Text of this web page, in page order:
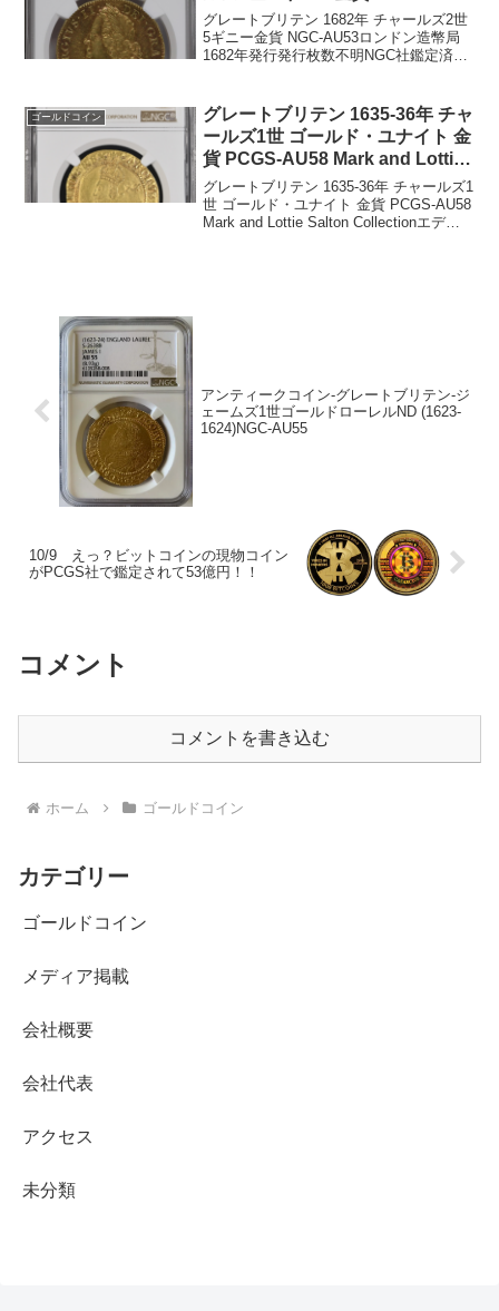
グレートブリテン 1682年 チャールズ2世
5ギニー金貨 NGC-AU53ロンドン造幣局
1682年発行発行枚数不明NGC社鑑定済み
位：91.67%金表面...
ゴールドコイン
グレートブリテン 1635-36年 チャ
ールズ1世 ゴールド・ユナイト 金
貨 PCGS-AU58 Mark and Lottie
Salton Collection
グレートブリテン 1635-36年 チャールズ1
世 ゴールド・ユナイト 金貨 PCGS-AU58
Mark and Lottie Salton Collectionエディ
アンティークコイン-グレートブリテン-ジ
ェームズ1世ゴールドローレルND (1623-
1624)NGC-AU55
10/9 えっ？ビットコインの現物コイン
がPCGS社で鑑定されて53億円！！
コメント
コメントを書き込む
ホーム ゴールドコイン
カテゴリー
ゴールドコイン
メディア掲載
会社概要
会社代表
アクセス
未分類